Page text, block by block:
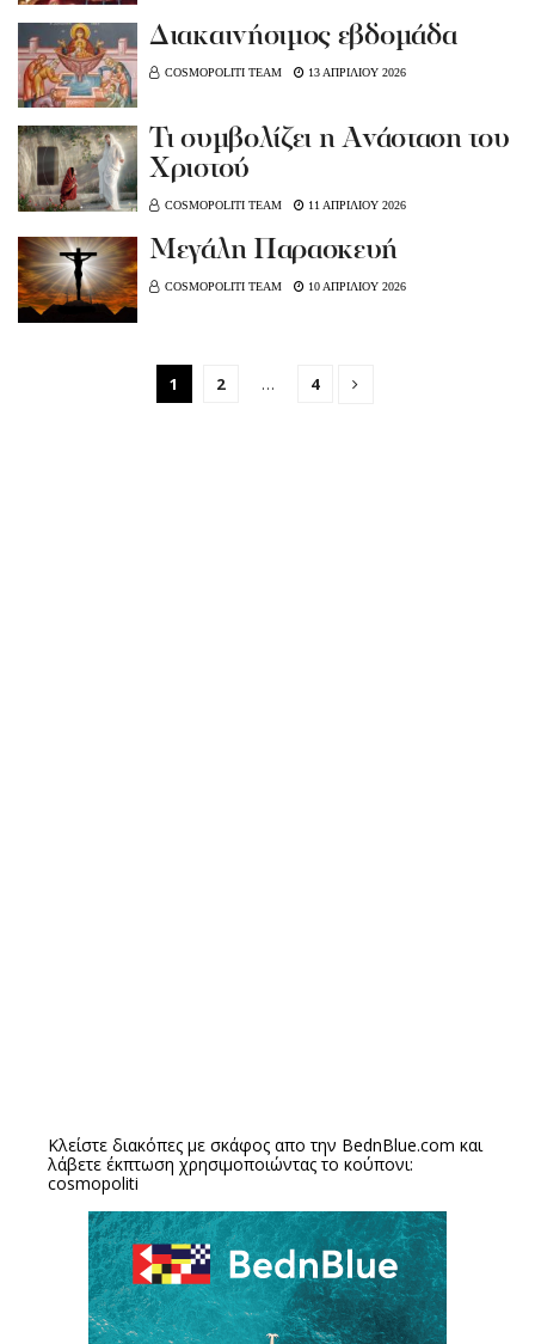
Διακαινήσιμος εβδομάδα
COSMOPOLITI TEAM 13 ΑΠΡΙΛΙΟΥ 2026
Τι συμβολίζει η Ανάσταση του
Χριστού
COSMOPOLITI TEAM 11 ΑΠΡΙΛΙΟΥ 2026
Mεγάλη Παρασκευή
COSMOPOLITI TEAM 10 ΑΠΡΙΛΙΟΥ 2026
1 2 … 4
Κλείστε διακόπες με σκάφος απο την BednBlue.com και
λάβετε έκπτωση χρησιμοποιώντας το κούπονι:
cosmopoliti